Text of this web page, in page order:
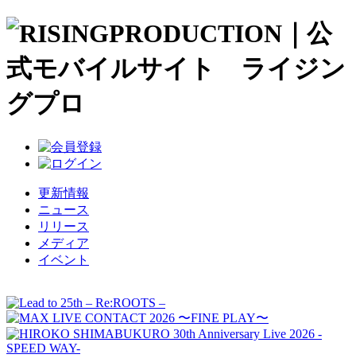
更新情報
ニュース
リリース
メディア
イベント